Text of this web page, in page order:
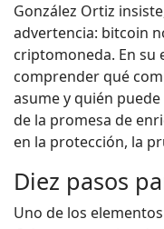
González Ortiz
advertencia: bitcoin
criptomoneda. En su
comprender qué
asume y quién
de la promesa de
en la protección, la
Diez pasos
Uno de los